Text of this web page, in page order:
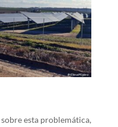
esta problemática,